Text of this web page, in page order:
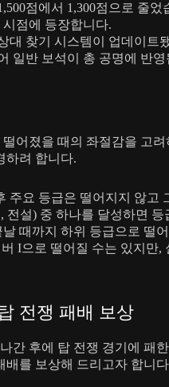
점에서 1,300점으로 줄었
점에 등장합니다.
대 찾기 시스템이 업데이트
일반 보석이 총 공명에 반영
어졌을 때의 좌절감을 고려
하려 합니다.
주요 등급은 떨어지지 않고
전설) 중 하나를 달성하면 등
때까지 하위 등급으로 떨
I으로 떨어질 수는 있지만,
전쟁 패배 보상
간 후에 탑 전쟁 경기에 패
배를 보상해 드리고자 합니